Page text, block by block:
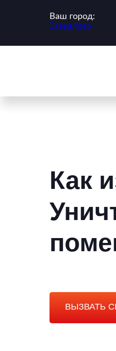
Ваш город:
Завьялово
Как
ВЫЗВАТЬ